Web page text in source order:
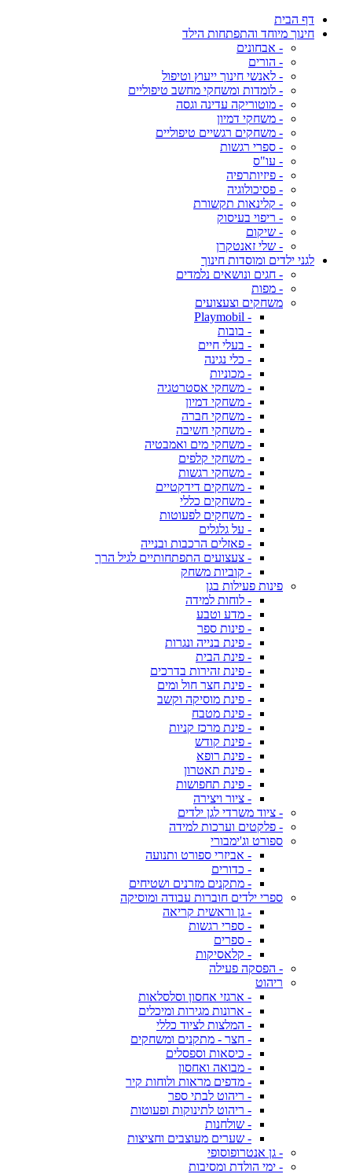
דף הבית
חינוך מיוחד והתפתחות הילד
- אבחונים
- הורים
- לאנשי חינוך ייעוץ וטיפול
- לומדות ומשחקי מחשב טיפוליים
- מוטוריקה עדינה וגסה
- משחקי דמיון
- משחקים רגשיים טיפוליים
- ספרי רגשות
- עו"ס
- פיזיותרפיה
- פסיכולוגיה
- קלינאות תקשורת
- ריפוי בעיסוק
- שיקום
- שלי זאנטקרן
לגני ילדים ומוסדות חינוך
- חגים ונושאים נלמדים
- מפות
משחקים וצעצועים
- Playmobil
- בובות
- בעלי חיים
- כלי נגינה
- מכוניות
- משחקי אסטרטגיה
- משחקי דמיון
- משחקי חברה
- משחקי חשיבה
- משחקי מים ואמבטיה
- משחקי קלפים
- משחקי רגשות
- משחקים דידקטיים
- משחקים כללי
- משחקים לפעוטות
- על גלגלים
- פאזלים הרכבות ובנייה
- צעצועים התפתחותיים לגיל הרך
- קוביות משחק
פינות פעילות בגן
- לוחות למידה
- מדע וטבע
- פינות ספר
- פינת בנייה ונגרות
- פינת הבית
- פינת זהירות בדרכים
- פינת חצר חול ומים
- פינת מוסיקה וקשב
- פינת מטבח
- פינת מרכז קניות
- פינת קודש
- פינת רופא
- פינת תאטרון
- פינת תחפושות
- ציור ויצירה
- ציוד משרדי לגן ילדים
- פלקטים וערכות למידה
ספורט וג'ימבורי
- אביזרי ספורט ותנועה
- כדורים
- מתקנים מזרנים ושטיחים
ספרי ילדים חוברות עבודה ומוסיקה
- גן וראשית קריאה
- ספרי רגשות
- ספרים
- קלאסיקות
- הפסקה פעילה
ריהוט
- ארגזי אחסון וסלסלאות
- ארונות מגירות ומיכלים
- המלצות לציוד כללי
- חצר - מתקנים ומשחקים
- כיסאות וספסלים
- מבואה ואחסון
- מדפים מראות ולוחות קיר
- ריהוט לבתי ספר
- ריהוט לתינוקות ופעוטות
- שולחנות
- שערים מעוצבים וחציצות
- גן אנטרופוסופי
- ימי הולדת ומסיבות